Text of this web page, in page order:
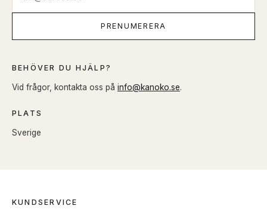
PRENUMERERA
BEHÖVER DU HJÄLP?
Vid frågor, kontakta oss på info@kanoko.se.
PLATS
Sverige
KUNDSERVICE